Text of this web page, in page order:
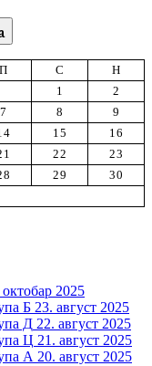
П С
Н
1
2
7 8
9
15
16
22
23
29
30
октобар 2025
Б 23. август 2025
Д 22. август 2025
Ц 21. август 2025
А 20. август 2025